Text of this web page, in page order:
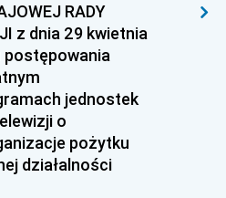
RADY
z dnia 29 kwietnia
postępowania
jednostek
o
pożytku
działalności